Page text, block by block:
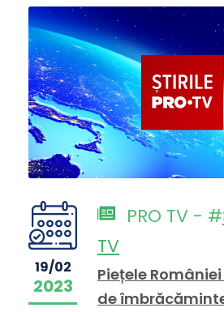
19/02
2023
PRO TV - #
TV
Piețele
de